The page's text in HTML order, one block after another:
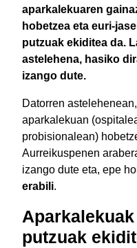
aparkalekuaren
hobetzea eta euri-
putzuak ekiditea da.
astelehena, hasiko
izango dute.
Datorren astelehenean,
aparkalekuan
probisionalean)
Aurreikuspenen
izango dute eta, epe
erabili.
putzuak